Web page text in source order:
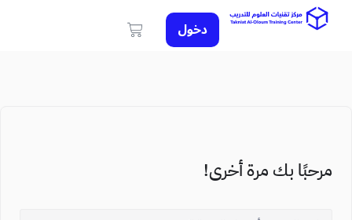
دخول
مرحبًا بك مرة أخرى!